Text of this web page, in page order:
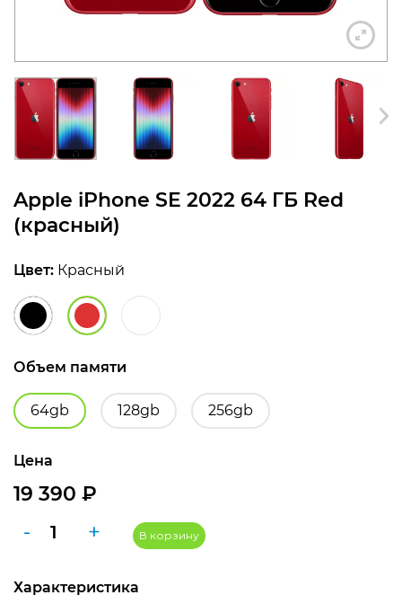
Apple iPhone SE 2022 64 ГБ Red
(красный)
Цвет: Красный
Объем памяти
64gb 128gb 256gb
Цена
19 390 ₽
-
Количество
iPhone
+ В корзину
Характеристика
+7 812 318-40-14
(c 10:00 до 21:00, без
выходных)